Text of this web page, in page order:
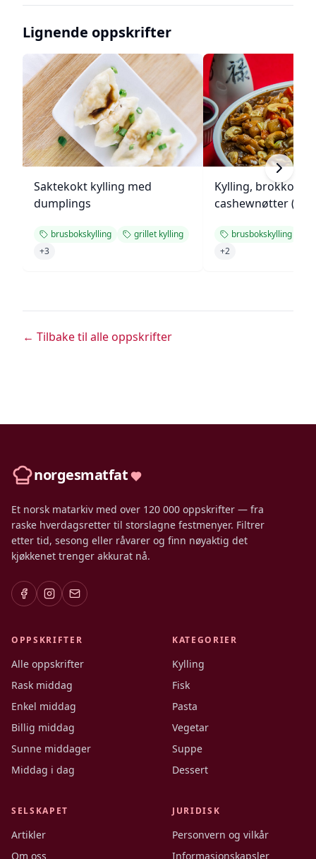
Lignende oppskrifter
Saktekokt kylling med
dumplings
brusbokskylling
grillet kylling
+3
Kylling, brokkoli og
cashewnøtter
brusbokskylling
+2
← Tilbake til alle oppskrifter
norgesmatfat
Et norsk matarkiv med over 120 000 oppskrifter — fra
raske hverdagsretter til storslagne festmenyer. Filtrer
etter tid, sesong eller råvarer og finn nøyaktig det
kjøkkenet trenger akkurat nå.
OPPSKRIFTER
Alle oppskrifter
Rask middag
Enkel middag
Billig middag
Sunne middager
Middag i dag
KATEGORIER
Kylling
Fisk
Pasta
Vegetar
Suppe
Dessert
SELSKAPET
Artikler
Om oss
JURIDISK
Personvern og vilkår
Informasjonskapsler